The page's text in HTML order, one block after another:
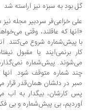
بود به سبزه نیز آراسته شد‌
خزاعی‌فر سردبیر مجله نیز در
که عاقلند، وقتی می‌خواهند
پیش‌شماره شروع می‌کنند. آنهایی
برنمی‌آیند یا مقبول
پیش‌شماره نمی‌گذارد کار
شماره متوقف شود. آنها که
در دلشان همان‌قدر قرار می‌گیرد
کارشان، بیگدار به آب
بی پیش‌شماره و بی فکر پیش.